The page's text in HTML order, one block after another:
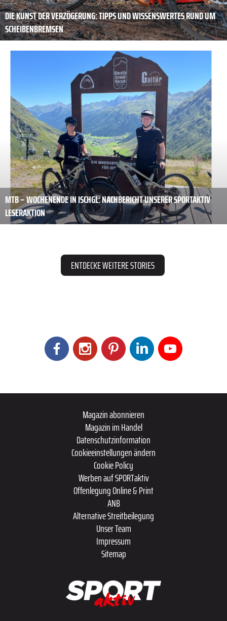
DIE KUNST DER ­VERZÖGERUNG: TIPPS UND WISSENSWERTES RUND UM
SCHEIBENBREMSEN
MTB – WOCHENENDE IN ISCHGL: NACHBERICHT UNSERER SPORTAKTIV
LESERAKTION
ENTDECKE WEITERE STORIES
Magazin abonnieren
Magazin im Handel
Datenschutzinformation
Cookieeinstellungen ändern
Cookie Policy
Werben auf SPORTaktiv
Offenlegung Online & Print
ANB
Alternative Streitbeilegung
Unser Team
Impressum
Sitemap